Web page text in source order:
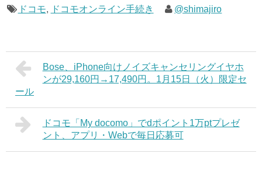
ドコモ, ドコモオンライン手続き @shimajiro
Bose、iPhone向けノイズキャンセリングイヤホ
ンが29,160円→17,490円。1月15日（火）限定セ
ール
ドコモ「My docomo」でdポイント1万ptプレゼ
ント、アプリ・Webで毎日応募可